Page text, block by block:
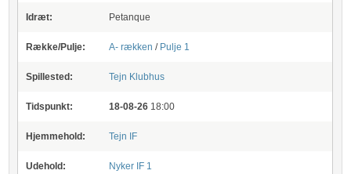
Idræt: Petanque
Række/Pulje: A- rækken / Pulje 1
Spillested: Tejn Klubhus
Tidspunkt: 18-08-26 18:00
Hjemmehold: Tejn IF
Udehold: Nyker IF 1